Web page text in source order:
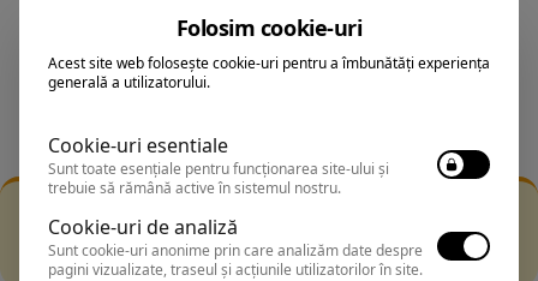
Stele 1-5
Stele 5-1
Incearca sa folosesti o cautarea mai generala sau alege
alte fitre.
Folosim cookie-uri
Acest site web folosește cookie-uri pentru a îmbunătăți experiența
generală a utilizatorului.
Cookie-uri esentiale
Sunt toate esențiale pentru funcționarea site-ului și
trebuie să rămână active în sistemul nostru.
Cookie-uri de analiză
Sunt cookie-uri anonime prin care analizăm date despre
pagini vizualizate, traseul și acțiunile utilizatorilor în site.